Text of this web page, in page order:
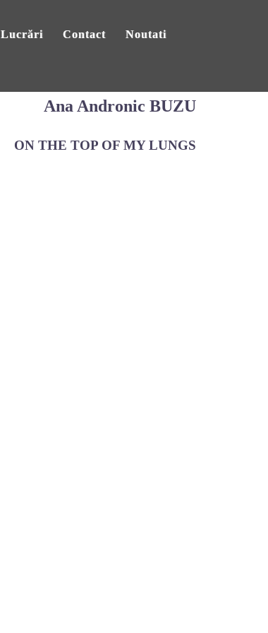
Lucrări Contact Noutati
Ana Andronic BUZU
ON THE TOP OF MY LUNGS